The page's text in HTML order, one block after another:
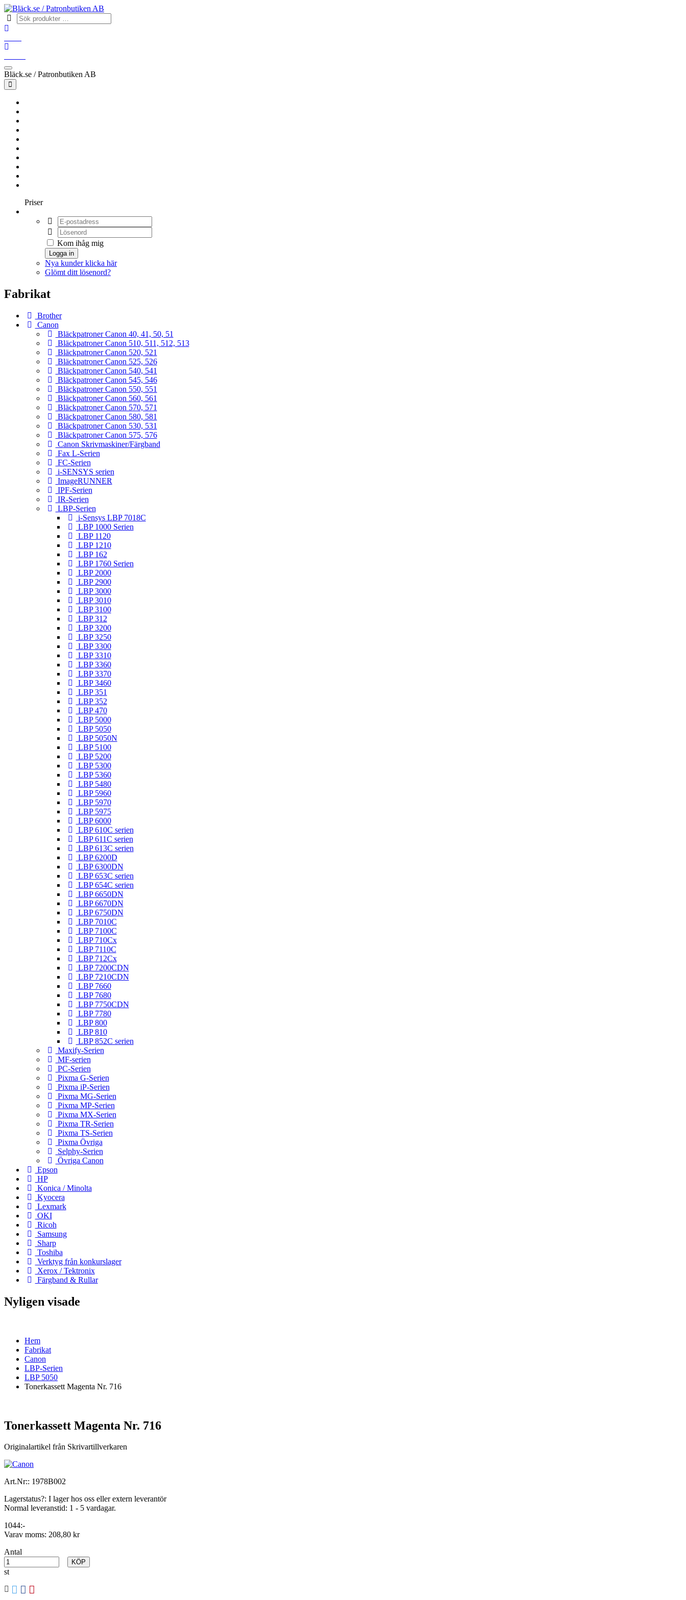
Bläck.se / Patronbutiken AB
Priser
Kom ihåg mig
Logga in
Nya kunder klicka här
Glömt ditt lösenord?
Fabrikat
Brother
Canon
Bläckpatroner Canon 40, 41, 50, 51
Bläckpatroner Canon 510, 511, 512, 513
Bläckpatroner Canon 520, 521
Bläckpatroner Canon 525, 526
Bläckpatroner Canon 540, 541
Bläckpatroner Canon 545, 546
Bläckpatroner Canon 550, 551
Bläckpatroner Canon 560, 561
Bläckpatroner Canon 570, 571
Bläckpatroner Canon 580, 581
Bläckpatroner Canon 530, 531
Bläckpatroner Canon 575, 576
Canon Skrivmaskiner/Färgband
Fax L-Serien
FC-Serien
i-SENSYS serien
ImageRUNNER
IPF-Serien
IR-Serien
LBP-Serien
i-Sensys LBP 7018C
LBP 1000 Serien
LBP 1120
LBP 1210
LBP 162
LBP 1760 Serien
LBP 2000
LBP 2900
LBP 3000
LBP 3010
LBP 3100
LBP 312
LBP 3200
LBP 3250
LBP 3300
LBP 3310
LBP 3360
LBP 3370
LBP 3460
LBP 351
LBP 352
LBP 470
LBP 5000
LBP 5050
LBP 5050N
LBP 5100
LBP 5200
LBP 5300
LBP 5360
LBP 5480
LBP 5960
LBP 5970
LBP 5975
LBP 6000
LBP 610C serien
LBP 611C serien
LBP 613C serien
LBP 6200D
LBP 6300DN
LBP 653C serien
LBP 654C serien
LBP 6650DN
LBP 6670DN
LBP 6750DN
LBP 7010C
LBP 7100C
LBP 710Cx
LBP 7110C
LBP 712Cx
LBP 7200CDN
LBP 7210CDN
LBP 7660
LBP 7680
LBP 7750CDN
LBP 7780
LBP 800
LBP 810
LBP 852C serien
Maxify-Serien
MF-serien
PC-Serien
Pixma G-Serien
Pixma iP-Serien
Pixma MG-Serien
Pixma MP-Serien
Pixma MX-Serien
Pixma TR-Serien
Pixma TS-Serien
Pixma Övriga
Selphy-Serien
Övriga Canon
Epson
HP
Konica / Minolta
Kyocera
Lexmark
OKI
Ricoh
Samsung
Sharp
Toshiba
Verktyg från konkurslager
Xerox / Tektronix
Färgband & Rullar
Nyligen visade
Hem
Fabrikat
Canon
LBP-Serien
LBP 5050
Tonerkassett Magenta Nr. 716
Tonerkassett Magenta Nr. 716
Originalartikel från Skrivartillverkaren
Art.Nr:: 1978B002
Lagerstatus?: I lager hos oss eller extern leverantör
Normal leveranstid: 1 - 5 vardagar.
1044:-
Varav moms: 208,80 kr
Antal
st
KÖP